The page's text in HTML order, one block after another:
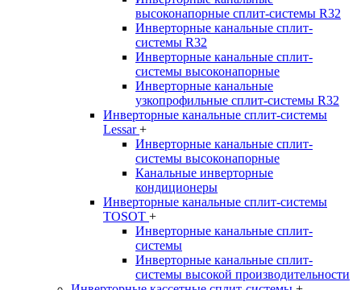
высоконапорные сплит-системы R32
Инверторные канальные сплит-
системы R32
Инверторные канальные сплит-
системы высоконапорные
Инверторные канальные
узкопрофильные сплит-системы R32
Инверторные канальные сплит-системы
Lessar+
Инверторные канальные сплит-
системы высоконапорные
Канальные инверторные
кондиционеры
Инверторные канальные сплит-системы
TOSOT +
Инверторные канальные сплит-
системы
Инверторные канальные сплит-
системы высокой производительности